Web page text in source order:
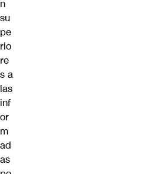
n
su
pe
rio
re
s a
las
inf
or
m
ad
as